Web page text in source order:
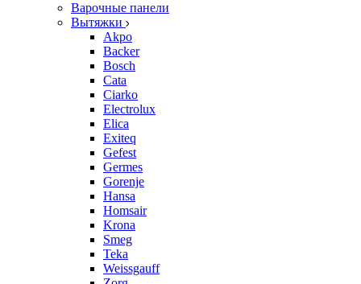
Варочные панели
Вытяжки
Akpo
Backer
Bosch
Cata
Ciarko
Electrolux
Elica
Exiteq
Gefest
Germes
Gorenje
Hansa
Homsair
Krona
Smeg
Teka
Weissgauff